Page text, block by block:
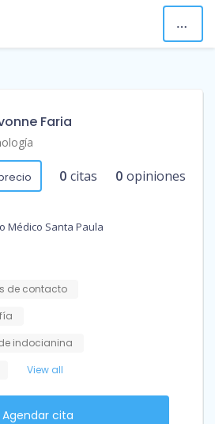
Faria
0 citas 0 opiniones
Médico Santa Paula
de contacto
indocianina
View all
Agendar cita